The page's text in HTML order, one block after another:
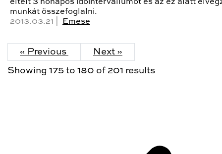
munkát összefoglalni.
2013.03.21 |
Emese
« Previous Next »
Showing 175 to 180 of 201 results